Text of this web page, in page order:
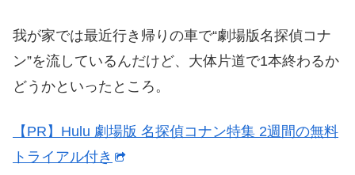
我が家では最近行き帰りの車で“劇場版名探偵コナ
ン”を流しているんだけど、大体片道で1本終わるか
どうかといったところ。
【PR】Hulu 劇場版 名探偵コナン特集 2週間の無料
トライアル付き